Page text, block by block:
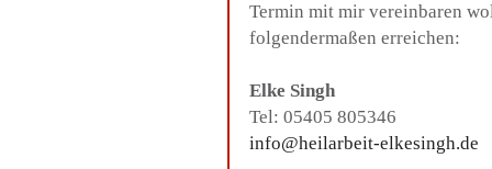
Termin mit mir vereinbaren
folgendermaßen erreichen:
Elke Singh
Tel: 05405 805346
info@heilarbeit-elkesingh.de